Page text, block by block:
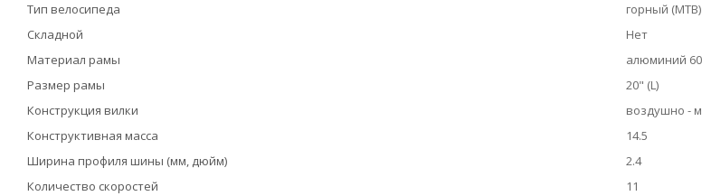
Тип велосипеда
горный (MTB)
Складной
Нет
Материал рамы
алюминий
Размер рамы
20" (L)
Конструкция вилки
воздушно -
Конструктивная масса
14.5
Ширина профиля шины (мм, дюйм)
2.4
Количество скоростей
11